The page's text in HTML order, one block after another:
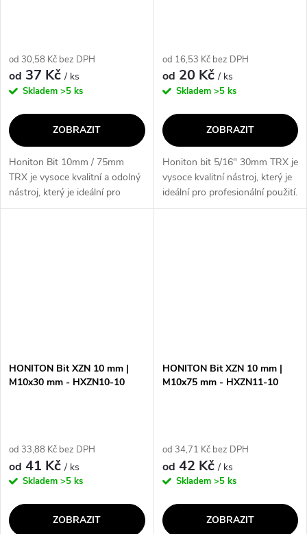
od 30,58 Kč bez DPH
od 37 Kč/ ks
Skladem >5 ks
ZOBRAZIT
Honiton Bit 10mm / 75mm
TRX je vysoce kvalitní a odolný
nástroj, který je ideální pro
profesionální použití. Jeho
od 16,53 Kč bez DPH
od 20 Kč/ ks
Skladem >5 ks
ZOBRAZIT
Honiton bit 5/16" 30mm TRX je
vysoce kvalitní nástroj, který je
ideální pro profesionální použití.
Jeho klíčové vlastnosti zahrnují
HONITON Bit XZN 10 mm |
M10x30 mm - HXZN10-10
od 33,88 Kč bez DPH
od 41 Kč/ ks
Skladem >5 ks
ZOBRAZIT
HONITON Bit XZN 10 mm |
M10x75 mm - HXZN11-10
od 34,71 Kč bez DPH
od 42 Kč/ ks
Skladem >5 ks
ZOBRAZIT